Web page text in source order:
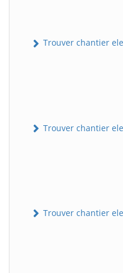
Trouver chantier
Trouver chantier
Trouver chantier